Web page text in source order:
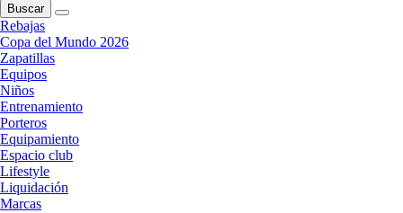
Buscar
Rebajas
Copa del Mundo 2026
Zapatillas
Equipos
Niños
Entrenamiento
Porteros
Equipamiento
Espacio club
Lifestyle
Liquidación
Marcas